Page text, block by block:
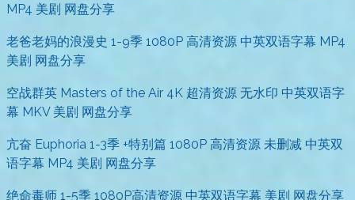
MP4 美剧 网盘分享
老爸老妈的浪漫史 1-9季 1080P 高清资源 中英双语字幕 MP4
美剧 网盘分享
空战群英 Masters of the Air 4K 超清资源 无水印 中英双语字
幕 MKV 美剧 网盘分享
亢奋 Euphoria 1-3季 +特别篇 1080P 高清资源 未删减 中英双
语字幕 MP4 美剧 网盘分享
绝命毒师 1-5季 1080P高清资源 中英双语字幕 美剧 网盘分享